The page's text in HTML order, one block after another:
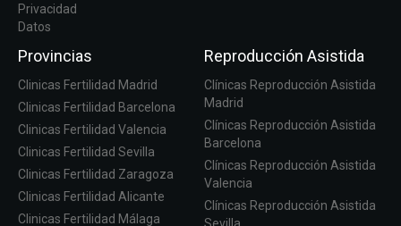
Privacidad
Datos
Provincias
Clinicas Fertilidad Madrid
Clinicas Fertilidad Barcelona
Clinicas Fertilidad Valencia
Clinicas Fertilidad Sevilla
Clinicas Fertilidad Zaragoza
Clinicas Fertilidad Alicante
Clinicas Fertilidad Málaga
Reproducción Asistida
Clínicas Reproducción Asistida
Madrid
Clínicas Reproducción Asistida
Barcelona
Clínicas Reproducción Asistida
Valencia
Clínicas Reproducción Asistida
Sevilla